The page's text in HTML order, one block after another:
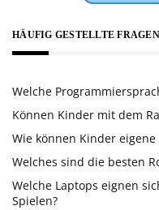
HÄUFIG GESTELLTE
Welche
Können Kinder mit dem
Wie können Kinder
Welches sind die besten
Welche Laptops eignen
Spielen?